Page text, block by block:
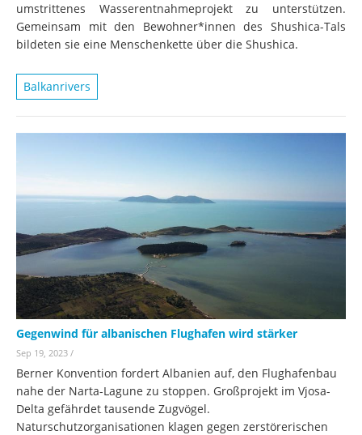
umstrittenes Wasserentnahmeprojekt zu unterstützen.
Gemeinsam mit den Bewohner*innen des Shushica-Tals
bildeten sie eine Menschenkette über die Shushica.
Balkanrivers
Gegenwind für albanischen Flughafen wird stärker
Sep 19, 2023 /
Berner Konvention fordert Albanien auf, den Flughafenbau
nahe der Narta-Lagune zu stoppen. Großprojekt im Vjosa-
Delta gefährdet tausende Zugvögel.
Naturschutzorganisationen klagen gegen zerstörerischen